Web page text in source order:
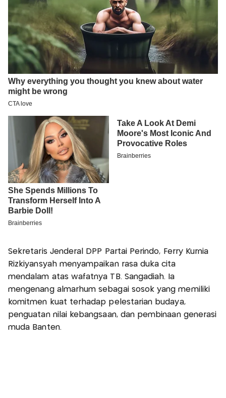
Sekretaris Jenderal DPP Partai Perindo, Ferry Kurnia
Rizkiyansyah menyampaikan rasa duka cita
mendalam atas wafatnya TB. Sangadiah. Ia
mengenang almarhum sebagai sosok yang memiliki
komitmen kuat terhadap pelestarian budaya,
penguatan nilai kebangsaan, dan pembinaan generasi
muda Banten.